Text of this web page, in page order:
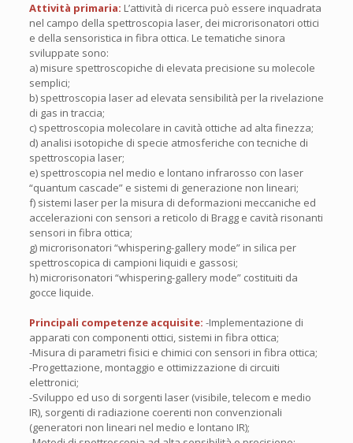
Attività primaria: L’attività di ricerca può essere inquadrata
nel campo della spettroscopia laser, dei microrisonatori ottici
e della sensoristica in fibra ottica. Le tematiche sinora
sviluppate sono:
a) misure spettroscopiche di elevata precisione su molecole
semplici;
b) spettroscopia laser ad elevata sensibilità per la rivelazione
di gas in traccia;
c) spettroscopia molecolare in cavità ottiche ad alta finezza;
d) analisi isotopiche di specie atmosferiche con tecniche di
spettroscopia laser;
e) spettroscopia nel medio e lontano infrarosso con laser
“quantum cascade” e sistemi di generazione non lineari;
f) sistemi laser per la misura di deformazioni meccaniche ed
accelerazioni con sensori a reticolo di Bragg e cavità risonanti
sensori in fibra ottica;
g) microrisonatori “whispering-gallery mode” in silica per
spettroscopica di campioni liquidi e gassosi;
h) microrisonatori “whispering-gallery mode” costituiti da
gocce liquide.
Principali competenze acquisite: -Implementazione di
apparati con componenti ottici, sistemi in fibra ottica;
-Misura di parametri fisici e chimici con sensori in fibra ottica;
-Progettazione, montaggio e ottimizzazione di circuiti
elettronici;
-Sviluppo ed uso di sorgenti laser (visibile, telecom e medio
IR), sorgenti di radiazione coerenti non convenzionali
(generatori non lineari nel medio e lontano IR);